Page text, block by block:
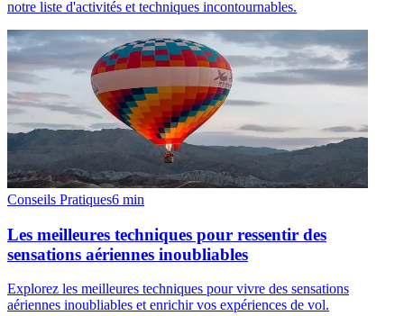
notre liste d'activités et techniques incontournables.
Conseils Pratiques6 min
Les meilleures techniques pour ressentir des
sensations aériennes inoubliables
Explorez les meilleures techniques pour vivre des sensations
aériennes inoubliables et enrichir vos expériences de vol.